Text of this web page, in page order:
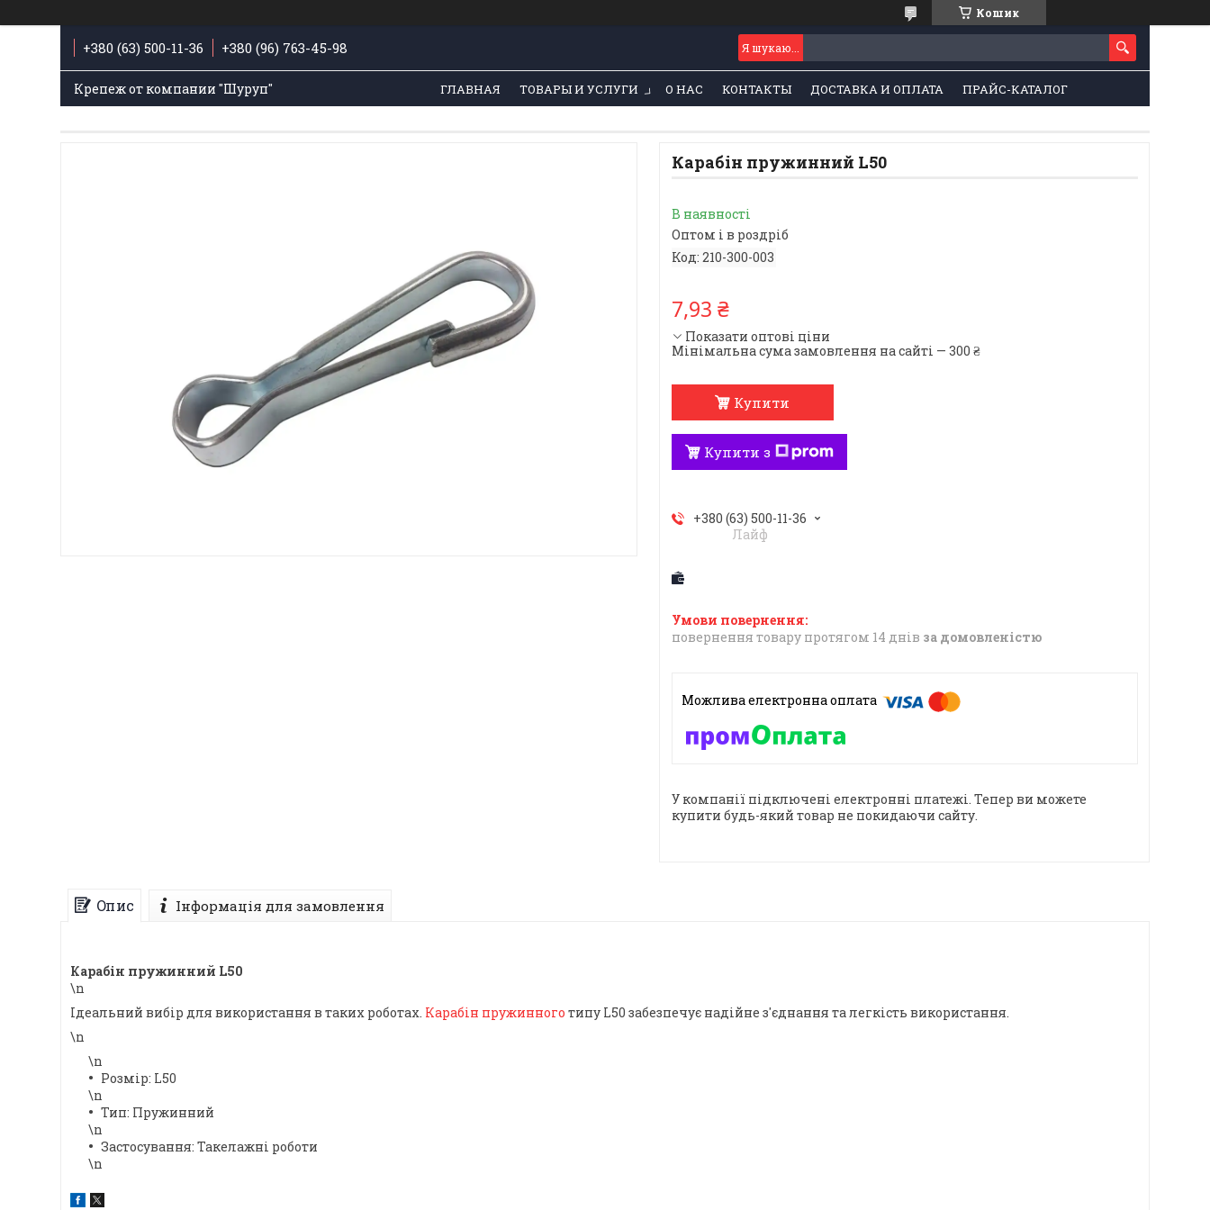
Кошик
+380 (63) 500-11-36 +380 (96) 763-45-98
Крепеж от компании "Шуруп" ГЛАВНАЯ ТОВАРЫ И УСЛУГИ О НАС КОНТАКТЫ ДОСТАВКА И ОПЛАТА ПРАЙС-КАТАЛОГ
Карабін пружинний L50
В наявності
Оптом і в роздріб
Код: 210-300-003
7,93 ₴
Показати оптові ціни
Мінімальна сума замовлення на сайті — 300 ₴
Купити
Купити з
+380 (63) 500-11-36
Лайф
повернення товару протягом 14 днів за домовленістю
У компанії підключені електронні платежі. Тепер ви можете
купити будь-який товар не покидаючи сайту.
Опис Інформація для замовлення
Карабін пружинний L50
\n
Ідеальний вибір для використання в таких роботах. Карабін пружинного типу L50 забезпечує надійне з'єднання та легкість використання.
\n
\n
Розмір: L50
\n
Тип: Пружинний
\n
Застосування: Такелажні роботи
\n